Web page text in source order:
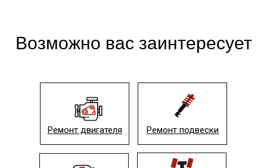
Возможно вас заинтересует
Ремонт двигателя Ремонт подвески